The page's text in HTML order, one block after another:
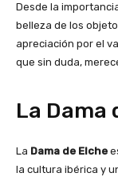
Desde la
belleza de los
apreciación por el
que sin duda,
La Dama
La Dama de Elche
la cultura ibérica y